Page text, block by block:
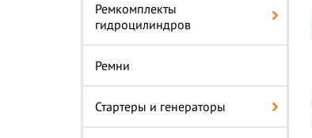
Ремкомплекты
гидроцилиндров
Ремни
Стартеры и генераторы